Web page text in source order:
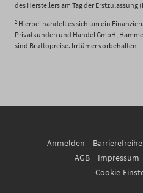
des Herstellers am Tag der Erstzulassung
2 Hierbei handelt es sich um ein
Privatkunden und Handel GmbH,
sind Bruttopreise. Irrtümer vorbehalten
Anmelden
AGB
Impressum
Cookie-